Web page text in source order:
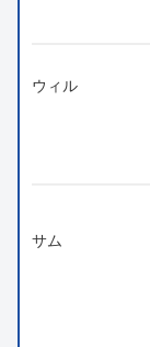
ウィル
サム